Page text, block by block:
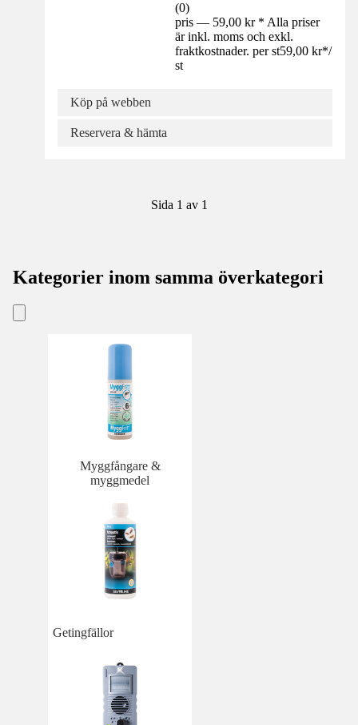
(0)
pris — 59,00 kr * Alla priser
är inkl. moms och exkl.
fraktkostnader. per st59,00 kr*/
st
Köp på webben
Reservera & hämta
Sida 1 av 1
Kategorier inom samma överkategori
Myggfångare &
myggmedel
Getingfällor